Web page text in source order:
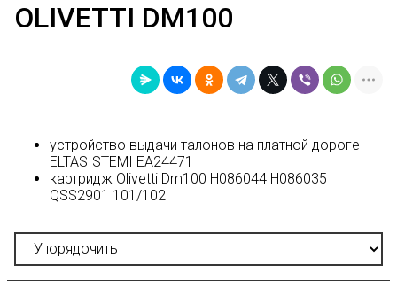
OLIVETTI DM100
устройство выдачи талонов на платной дороге
ELTASISTEMI EA24471
картридж Olivetti Dm100 H086044 H086035
QSS2901 101/102